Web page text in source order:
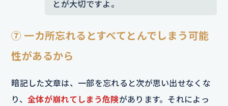
とが大切ですよ。
⑦ 一カ所忘れるとすべてとんでしまう可能
性があるから
暗記した文章は、一部を忘れると次が思い出せなくな
り、全体が崩れてしまう危険があります。それによっ